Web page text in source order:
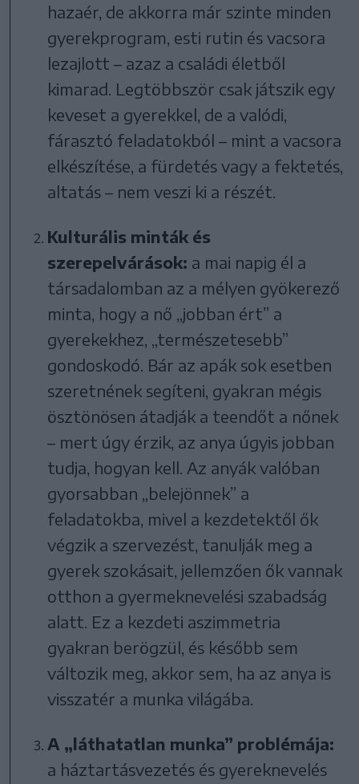
hazaér, de akkorra már szinte minden
gyerekprogram, esti rutin és vacsora
lezajlott – azaz a családi életből
kimarad. Legtöbbször csak játszik egy
keveset a gyerekkel, de a valódi,
fárasztó feladatokból – mint a vacsora
elkészítése, a fürdetés vagy a fektetés,
altatás – nem veszi ki a részét.
Kulturális minták és
szerepelvárások: a mai napig él a
társadalomban az a mélyen gyökerező
minta, hogy a nő „jobban ért” a
gyerekekhez, „természetesebb”
gondoskodó. Bár az apák sok esetben
szeretnének segíteni, gyakran mégis
ösztönösen átadják a teendőt a nőnek
– mert úgy érzik, az anya úgyis jobban
tudja, hogyan kell. Az anyák valóban
gyorsabban „belejönnek” a
feladatokba, mivel a kezdetektől ők
végzik a szervezést, tanulják meg a
gyerek szokásait, jellemzően ők vannak
otthon a gyermeknevelési szabadság
alatt. Ez a kezdeti aszimmetria
gyakran berögzül, és később sem
változik meg, akkor sem, ha az anya is
visszatér a munka világába.
A „láthatatlan munka” problémája:
a háztartásvezetés és gyereknevelés